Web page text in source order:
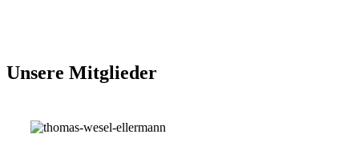
Unsere Mitglieder